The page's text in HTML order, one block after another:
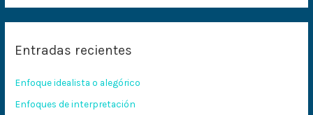
a
p
o
Entradas recientes
Enfoque idealista o alegórico
Enfoques de interpretación